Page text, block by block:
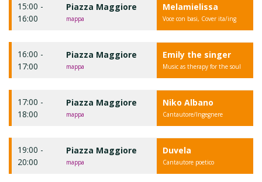
15:00 -
16:00
Piazza Maggiore
mappa
Melamielissa
Voce con basi, Cover ita/ing
16:00 -
17:00
Piazza Maggiore
mappa
Emily the singer
Music as therapy for the soul
17:00 -
18:00
Piazza Maggiore
mappa
Niko Albano
Cantautore/Ingegnere
19:00 -
20:00
Piazza Maggiore
mappa
Duvela
Cantautore poetico